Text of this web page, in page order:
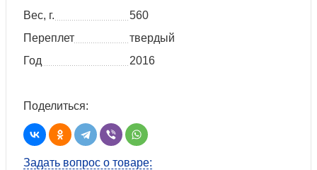
Вес, г.
560
Переплет
твердый
Год
2016
Поделиться:
Задать вопрос о товаре: